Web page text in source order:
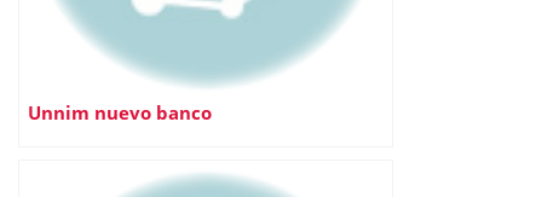
Unnim nuevo banco